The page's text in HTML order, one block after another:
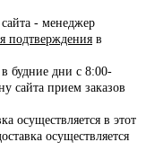
- менеджер
подтверждения в
будние дни с 8:00-
сайта прием заказов
осуществляется в этот
осуществляется